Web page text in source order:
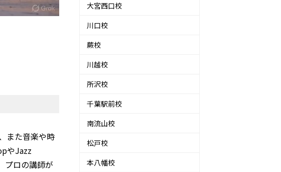
また音楽や時
やJazz
プロの講師が
大宮西口校
川口校
蕨校
川越校
所沢校
千葉駅前校
南流山校
松戸校
本八幡校